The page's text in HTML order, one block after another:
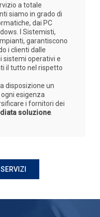
a totale
siamo in grado di
dai PC
I Sistemisti,
garantiscono
i clienti dalle
sistemi operativi e
il tutto nel rispetto
disposizione un
esigenza
i fornitori dei
soluzione.